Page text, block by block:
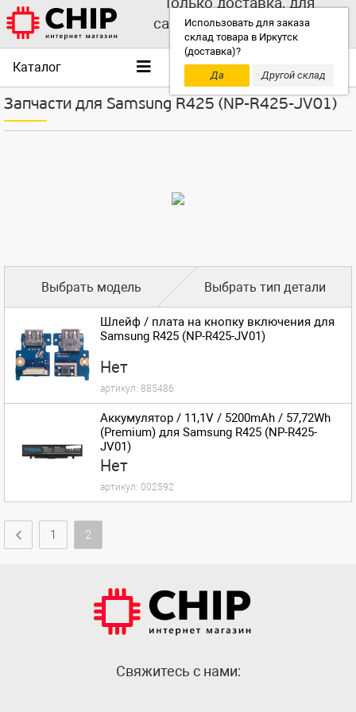
Использовать для заказа
склад товара в Иркутск
(доставка)?
Да
Другой склад
самовывоза выбирайте
другой склад!
Каталог
Запчасти для Samsung R425 (NP-R425-JV01)
Выбрать модель Выбрать тип детали
Шлейф / плата на кнопку включения для
Samsung R425 (NP-R425-JV01)
Нет
артикул: 885486
Аккумулятор / 11,1V / 5200mAh / 57,72Wh
(Premium) для Samsung R425 (NP-R425-
JV01)
Нет
артикул: 002592
1 2
Cвяжитесь с нами: